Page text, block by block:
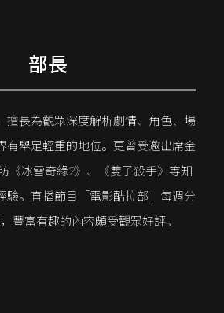
部長
擅長為觀眾深度解析劇情、角色、場
有舉足輕重的地位。更曾受邀出席金
《冰雪奇緣2》、《雙子殺手》等知
驗。直播節目「電影酷拉部」每週分
豐富有趣的內容頗受觀眾好評。